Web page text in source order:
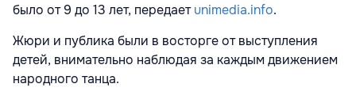
было от 9 до 13 лет, передаетunimedia.info.
Жюри и публика были в восторге от выступления
детей, внимательно наблюдая за каждым движением
народного танца.